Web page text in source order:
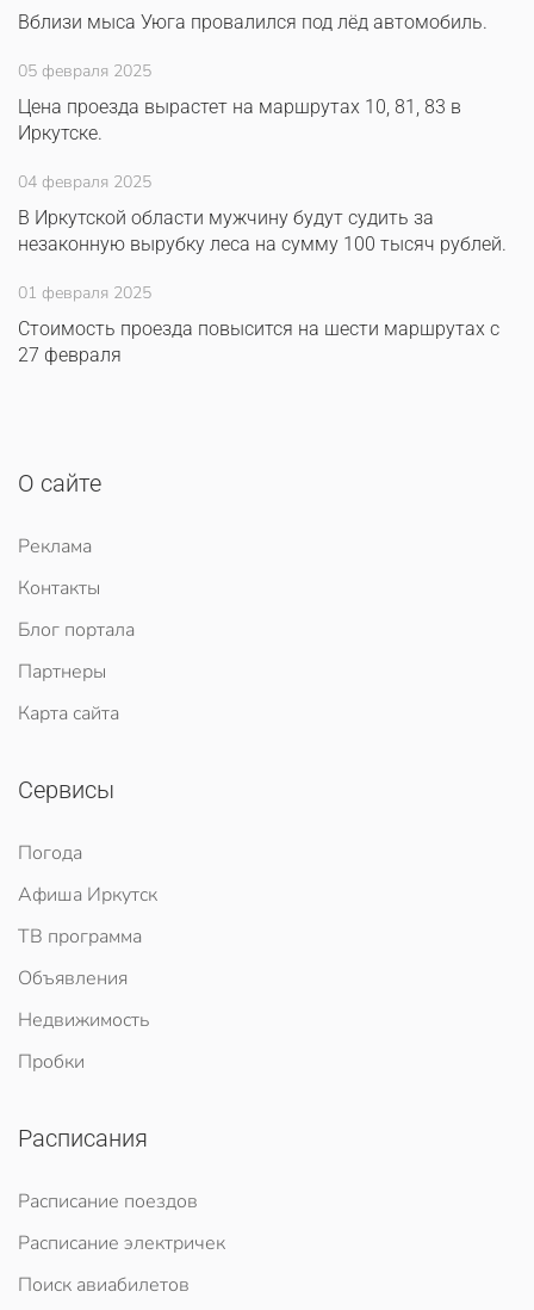
Вблизи мыса Уюга провалился под лёд автомобиль.
05 февраля 2025
Цена проезда вырастет на маршрутах 10, 81, 83 в
Иркутске.
04 февраля 2025
В Иркутской области мужчину будут судить за
незаконную вырубку леса на сумму 100 тысяч рублей.
01 февраля 2025
Стоимость проезда повысится на шести маршрутах с
27 февраля
О сайте
Реклама
Контакты
Блог портала
Партнеры
Карта сайта
Сервисы
Погода
Афиша Иркутск
ТВ программа
Объявления
Недвижимость
Пробки
Расписания
Расписание поездов
Расписание электричек
Поиск авиабилетов